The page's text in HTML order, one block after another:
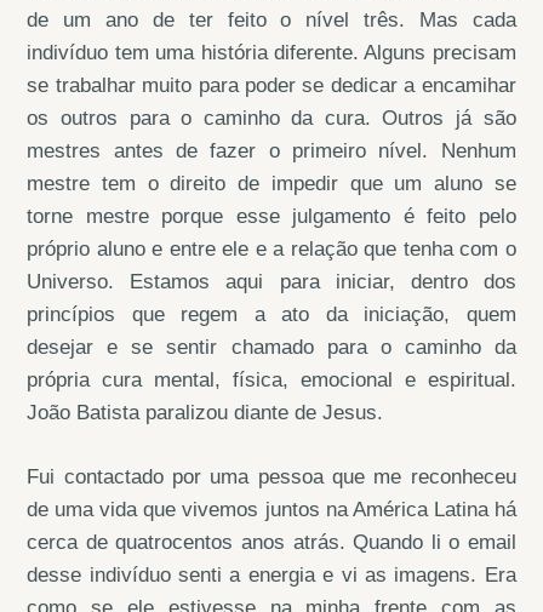
de um ano de ter feito o nível três. Mas cada
indivíduo tem uma história diferente. Alguns precisam
se trabalhar muito para poder se dedicar a encamihar
os outros para o caminho da cura. Outros já são
mestres antes de fazer o primeiro nível. Nenhum
mestre tem o direito de impedir que um aluno se
torne mestre porque esse julgamento é feito pelo
próprio aluno e entre ele e a relação que tenha com o
Universo. Estamos aqui para iniciar, dentro dos
princípios que regem a ato da iniciação, quem
desejar e se sentir chamado para o caminho da
própria cura mental, física, emocional e espiritual.
João Batista paralizou diante de Jesus.
Fui contactado por uma pessoa que me reconheceu
de uma vida que vivemos juntos na América Latina há
cerca de quatrocentos anos atrás. Quando li o email
desse indivíduo senti a energia e vi as imagens. Era